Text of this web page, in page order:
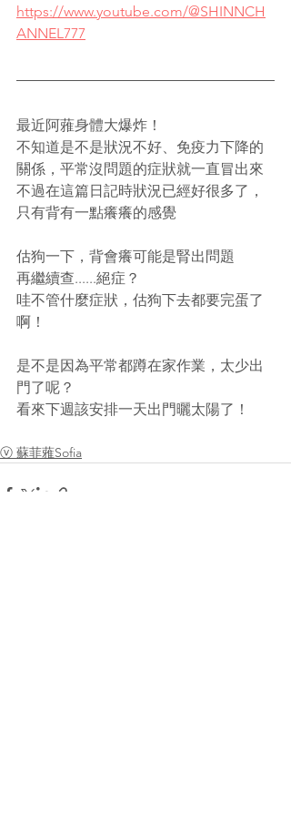
https://www.youtube.com/@SHINNCH
ANNEL777
最近阿蕥身體大爆炸！
不知道是不是狀況不好、免疫力下降的
關係，平常沒問題的症狀就一直冒出來
不過在這篇日記時狀況已經好很多了，
只有背有一點癢癢的感覺
估狗一下，背會癢可能是腎出問題
再繼續查......絕症？
哇不管什麼症狀，估狗下去都要完蛋了
啊！
是不是因為平常都蹲在家作業，太少出
門了呢？
看來下週該安排一天出門曬太陽了！
ⓥ 蘇菲蕥Sofia